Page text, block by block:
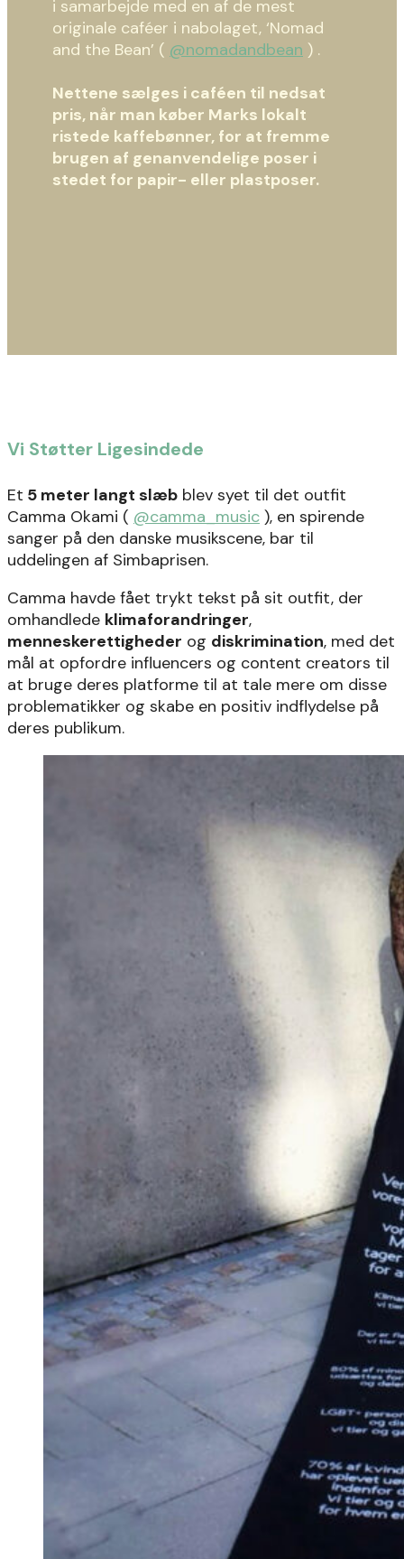
i samarbejde med en af de mest
originale caféer i nabolaget, ‘Nomad
and the Bean’ ( @nomadandbean ) .
Nettene sælges i caféen til nedsat
pris, når man køber Marks lokalt
ristede kaffebønner, for at fremme
brugen af genanvendelige poser i
stedet for papir- eller plastposer.
Vi Støtter Ligesindede
Et 5 meter langt slæb blev syet til det outfit
Camma Okami ( @camma_music ), en spirende
sanger på den danske musikscene, bar til
uddelingen af Simbaprisen.
Camma havde fået trykt tekst på sit outfit, der
omhandlede klimaforandringer,
menneskerettigheder og diskrimination, med det
mål at opfordre influencers og content creators til
at bruge deres platforme til at tale mere om disse
problematikker og skabe en positiv indflydelse på
deres publikum.